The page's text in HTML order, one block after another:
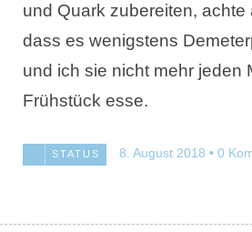
und Quark zubereiten, achte
dass es wenigstens
und ich sie nicht mehr jeden
Frühstück esse.
STATUS 8. August 2018 0